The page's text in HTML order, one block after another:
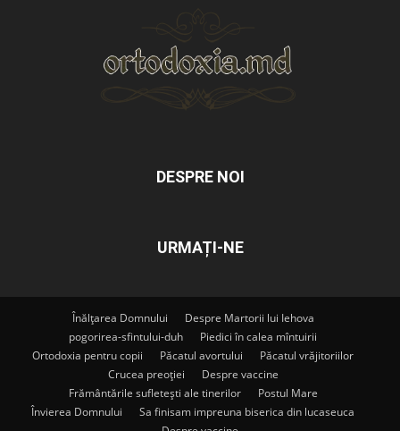
DESPRE NOI
URMAȚI-NE
Înălțarea Domnului
Despre Martorii lui Iehova
pogorirea-sfintului-duh
Piedici în calea mîntuirii
Ortodoxia pentru copii
Păcatul avortului
Păcatul vrăjitoriilor
Crucea preoției
Despre vaccine
Frământările sufletești ale tinerilor
Postul Mare
Învierea Domnului
Sa finisam impreuna biserica din lucaseuca